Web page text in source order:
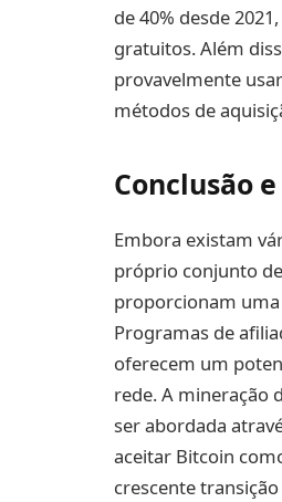
de 40% desde
gratuitos. Além
provavelmente
métodos de
Conclusão
Embora existam
próprio conjunto
proporcionam
Programas de
oferecem um
rede. A mineração
ser abordada
aceitar Bitcoin
crescente